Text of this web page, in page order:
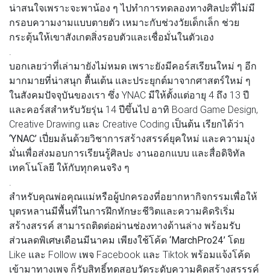
น่าสนใจเพราะจะพาน้อง ๆ ไปทำการทดลองทางศิลปะที่ไม่มี
กรอบความงามแบบตายตัว เหมาะกับช่วงวัยเด็กเล็ก ช่วย
กระตุ้นให้เขาสังเกตสิ่งรอบตัวและเชื่อมั่นในตัวเอง
บอกเลยว่าที่เล่ามายังไม่หมด เพราะยังมีคอร์สเรียนใหม่ ๆ อีก
มากมายที่น่าสนุก ตื้นเต้น และประยุกต์มาจากศาสตร์ใหม่ ๆ
ในสังคมปัจจุบันของเรา ซึ่ง YNAC มีให้ตั้งแต่อายุ 4 ถึง 13 ปี
และคอร์สสำหรับวัยรุ่น 14 ปีขึ้นไป อาทิ Board Game Design,
Creative Drawing และ Creative Coding เป็นต้น เรียกได้ว่า
‘YNAC’ เปี่ยมล้นด้วยวิชาการสร้างสรรค์ยุคใหม่ และความมุ่ง
มั่นเพื่อส่งมอบการเรียนรู้ศิลปะ งานออกแบบ และสื่อดิจิทัล
เทคโนโลยี ให้กับทุกคนจริง ๆ
สำหรับคุณพ่อคุณแม่หรือผู้ปกครองที่อยากหากิจกรรมเพื่อให้
บุตรหลานมีพื้นที่ในการฝึกทักษะชีวิตและความคิดริเริ่ม
สร้างสรรค์ สามารถติดต่อผ่านช่องทางด้านล่าง พร้อมรับ
ส่วนลดพิเศษเดือนมีนาคม เพียงใช้โค้ด ‘MarchPro24’ โดย
Like และ Follow เพจ Facebook และ Tiktok พร้อมแจ้งโค้ด
เข้ามาทางเพจ ก็รับสิทธิ์ทดสอบวัดระดับความคิดสร้างสรรรค์